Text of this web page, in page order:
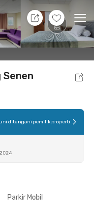
+2
Kamar
ditangani pemilik properti
Parkir Mobil